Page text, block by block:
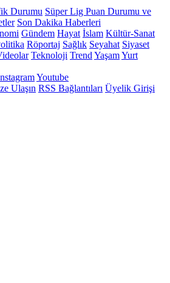
Durumu Süper Lig Puan Durumu ve
Son Dakika Haberleri
Gündem Hayat İslam Kültür-Sanat
Röportaj Sağlık Seyahat Siyaset
Teknoloji Trend YaşamYurt
Youtube
Ulaşın RSS Bağlantıları Üyelik Girişi